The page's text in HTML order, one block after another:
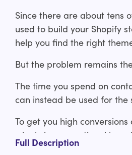
Since there are about tens
used to build your Shopify
help you find the right
But the problem remains
The time you spend on
can instead be used for
To get you high
who bring exceptional
experienced Shopify
Full Description